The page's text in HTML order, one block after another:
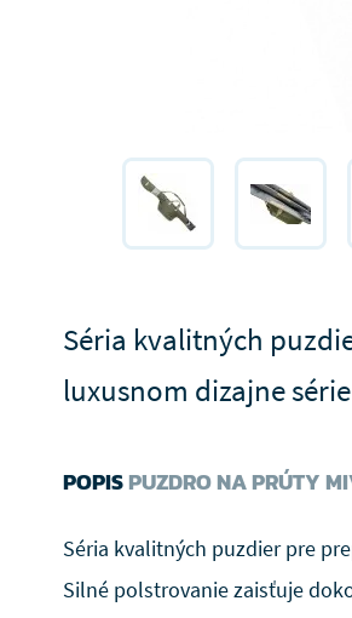
Séria kvalitných
luxusnom dizajne
POPISPUZDRO NA PRÚTY
Séria kvalitných puzdier pre
Silné polstrovanie zaisťuje